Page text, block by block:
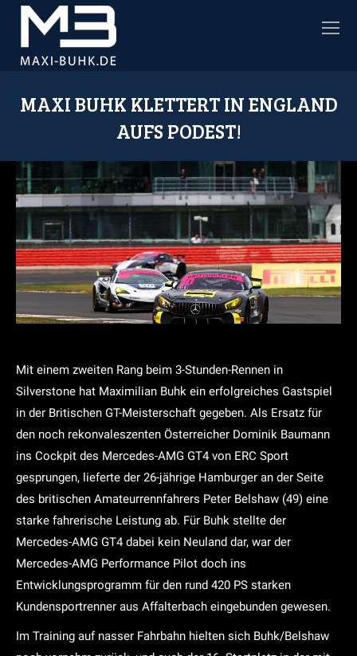
MAXI BUHK KLETTERT IN ENGLAND
AUFS PODEST!
Mit einem zweiten Rang beim 3-Stunden-Rennen in
Silverstone hat Maximilian Buhk ein erfolgreiches Gastspiel
in der Britischen GT-Meisterschaft gegeben. Als Ersatz für
den noch rekonvaleszenten Österreicher Dominik Baumann
ins Cockpit des Mercedes-AMG GT4 von ERC Sport
gesprungen, lieferte der 26-jährige Hamburger an der Seite
des britischen Amateurrennfahrers Peter Belshaw (49) eine
starke fahrerische Leistung ab. Für Buhk stellte der
Mercedes-AMG GT4 dabei kein Neuland dar, war der
Mercedes-AMG Performance Pilot doch ins
Entwicklungsprogramm für den rund 420 PS starken
Kundensportrenner aus Affalterbach eingebunden gewesen.
Im Training auf nasser Fahrbahn hielten sich Buhk/Belshaw